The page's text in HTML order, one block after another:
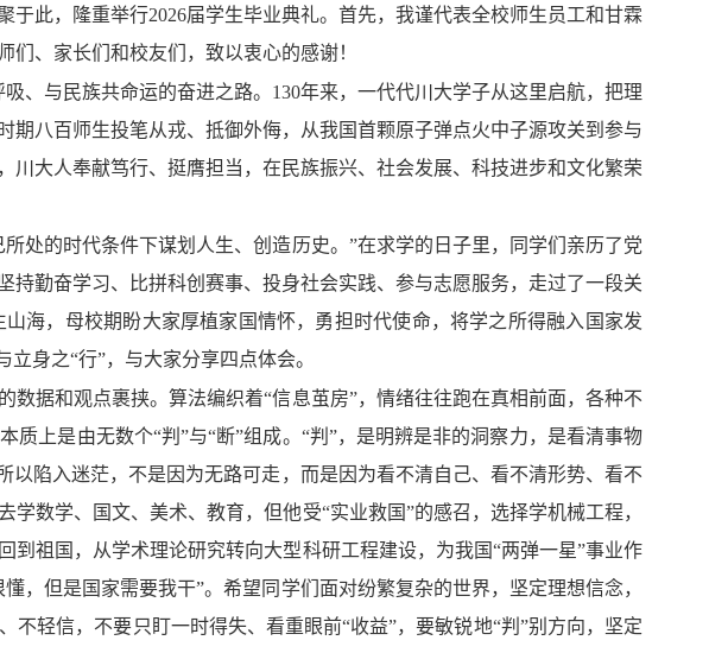
此，隆重举行2026届学生毕业典礼。首先，我谨代表全校师生员工和甘霖
、家长们和校友们，致以衷心的感谢！
、与民族共命运的奋进之路。130年来，一代代川大学子从这里启航，把理
八百师生投笔从戎、抵御外侮，从我国首颗原子弹点火中子源攻关到参与
大人奉献笃行、挺膺担当，在民族振兴、社会发展、科技进步和文化繁荣
处的时代条件下谋划人生、创造历史。”在求学的日子里，同学们亲历了党
勤奋学习、比拼科创赛事、投身社会实践、参与志愿服务，走过了一段关
海，母校期盼大家厚植家国情怀，勇担时代使命，将学之所得融入国家发
身之“行”，与大家分享四点体会。
数据和观点裹挟。算法编织着“信息茧房”，情绪往往跑在真相前面，各种不
上是由无数个“判”与“断”组成。“判”，是明辨是非的洞察力，是看清事物
陷入迷茫，不是因为无路可走，而是因为看不清自己、看不清形势、看不
数学、国文、美术、教育，但他受“实业救国”的感召，选择学机械工程，
祖国，从学术理论研究转向大型科研工程建设，为我国“两弹一星”事业作
，但是国家需要我干”。希望同学们面对纷繁复杂的世界，坚定理想信念，
轻信，不要只盯一时得失、看重眼前“收益”，要敏锐地“判”别方向，坚定